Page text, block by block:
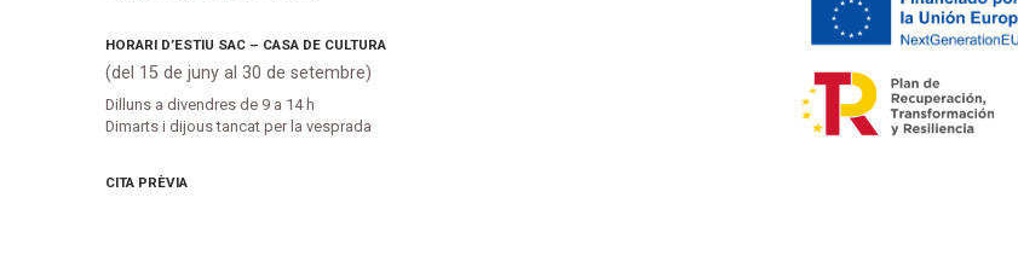
HORARI D’ESTIU SAC – CASA DE CULTURA
(del 15 de juny al 30 de setembre)
Dilluns a divendres de 9 a 14 h
Dimarts i dijous tancat per la vesprada
CITA PRÈVIA